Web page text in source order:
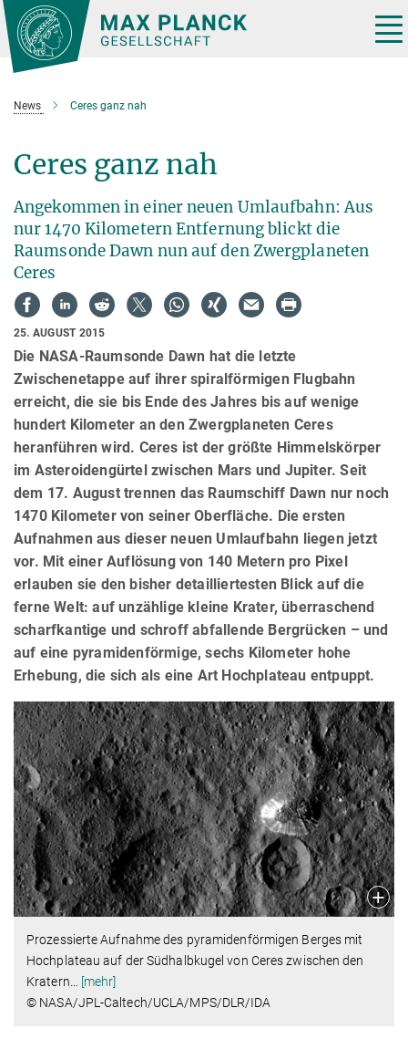
Hauptinhalt
News Ceres ganz nah
Ceres ganz nah
Angekommen in einer neuen Umlaufbahn: Aus
nur 1470 Kilometern Entfernung blickt die
Raumsonde Dawn nun auf den Zwergplaneten
Ceres
25. AUGUST 2015
Die NASA-Raumsonde Dawn hat die letzte
Zwischenetappe auf ihrer spiralförmigen Flugbahn
erreicht, die sie bis Ende des Jahres bis auf wenige
hundert Kilometer an den Zwergplaneten Ceres
heranführen wird. Ceres ist der größte Himmelskörper
im Asteroidengürtel zwischen Mars und Jupiter. Seit
dem 17. August trennen das Raumschiff Dawn nur noch
1470 Kilometer von seiner Oberfläche. Die ersten
Aufnahmen aus dieser neuen Umlaufbahn liegen jetzt
vor. Mit einer Auflösung von 140 Metern pro Pixel
erlauben sie den bisher detailliertesten Blick auf die
ferne Welt: auf unzählige kleine Krater, überraschend
scharfkantige und schroff abfallende Bergrücken – und
auf eine pyramidenförmige, sechs Kilometer hohe
Erhebung, die sich als eine Art Hochplateau entpuppt.
Prozessierte Aufnahme des pyramidenförmigen Berges mit
Hochplateau auf der Südhalbkugel von Ceres zwischen den
Kratern… [mehr]
© NASA/JPL-Caltech/UCLA/MPS/DLR/IDA